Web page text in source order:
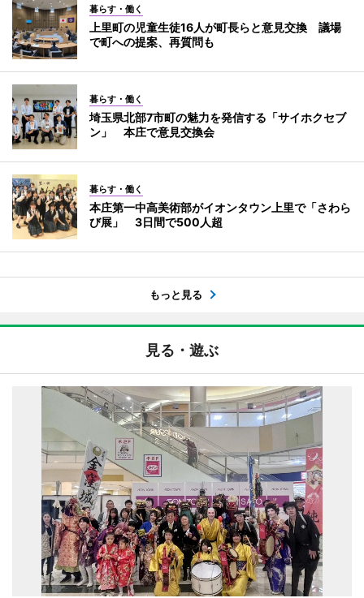
暮らす・働く
上里町の児童生徒16人が町長らと意見交換 議場
で町への提案、再質問も
暮らす・働く
埼玉県北部7市町の魅力を発信する「サイホクセブ
ン」 本庄で意見交換会
暮らす・働く
本庄第一中高美術部がイオンタウン上里で「さわら
び展」 3日間で500人超
もっと見る
見る・遊ぶ